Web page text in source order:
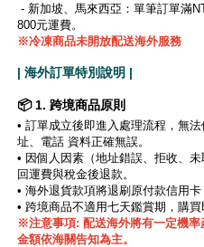
- 新加坡、馬來西亞：單筆訂單滿
800元運費。
※冷凍商品未開放配送海外服務
| 海外訂單特別說明 |
📦 1. 跨境商品原則
•訂單成立後即進入處理流程，無
址、電話 資料正確無誤。
• 因個人因素（地址錯誤、拒收、
回運費與稅金後退款。
• 海外退貨款項將退刷原付款信用卡
• 跨境商品不適用七天鑑賞期，購買
※注意事項: 配送海外將有一定機
金額依海關告知為主。